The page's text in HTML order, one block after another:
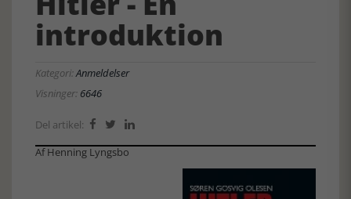
introduktion
Kategori:Anmeldelser
Visninger: 6646
Del artikel:   
Af Henning Lyngsbo